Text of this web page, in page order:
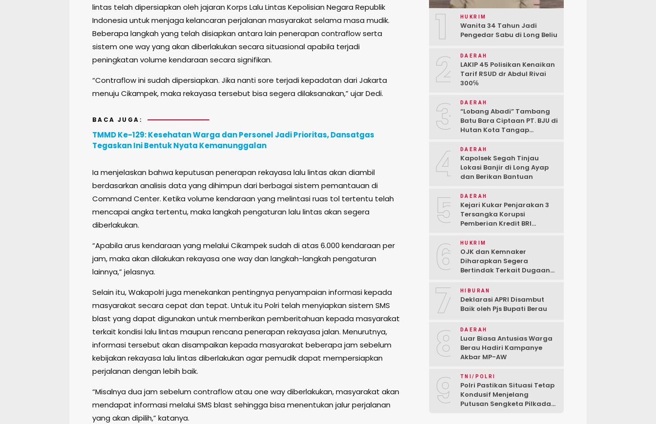
lintas telah dipersiapkan oleh jajaran Korps Lalu Lintas Kepolisian Negara Republik
Indonesia untuk menjaga kelancaran perjalanan masyarakat selama masa mudik.
Beberapa langkah yang telah disiapkan antara lain penerapan contraflow serta
sistem one way yang akan diberlakukan secara situasional apabila terjadi
peningkatan volume kendaraan secara signifikan.
“Contraflow ini sudah dipersiapkan. Jika nanti sore terjadi kepadatan dari Jakarta
menuju Cikampek, maka rekayasa tersebut bisa segera dilaksanakan,” ujar Dedi.
BACA JUGA:
TMMD Ke-129: Kesehatan Warga dan Personel Jadi Prioritas, Dansatgas
Tegaskan Ini Bentuk Nyata Kemanunggalan
Ia menjelaskan bahwa keputusan penerapan rekayasa lalu lintas akan diambil
berdasarkan analisis data yang dihimpun dari berbagai sistem pemantauan di
Command Center. Ketika volume kendaraan yang melintasi ruas tol tertentu telah
mencapai angka tertentu, maka langkah pengaturan lalu lintas akan segera
diberlakukan.
“Apabila arus kendaraan yang melalui Cikampek sudah di atas 6.000 kendaraan per
jam, maka akan dilakukan rekayasa one way dan langkah-langkah pengaturan
lainnya,” jelasnya.
Selain itu, Wakapolri juga menekankan pentingnya penyampaian informasi kepada
masyarakat secara cepat dan tepat. Untuk itu Polri telah menyiapkan sistem SMS
blast yang dapat digunakan untuk memberikan pemberitahuan kepada masyarakat
terkait kondisi lalu lintas maupun rencana penerapan rekayasa jalan. Menurutnya,
informasi tersebut akan disampaikan kepada masyarakat beberapa jam sebelum
kebijakan rekayasa lalu lintas diberlakukan agar pemudik dapat mempersiapkan
perjalanan dengan lebih baik.
“Misalnya dua jam sebelum contraflow atau one way diberlakukan, masyarakat akan
mendapat informasi melalui SMS blast sehingga bisa menentukan jalur perjalanan
yang akan dipilih,” katanya.
1 HUKRIM
Wanita 34 Tahun Jadi
Pengedar Sabu di Long Beliu
2 DAERAH
LAKIP 45 Polisikan Kenaikan
Tarif RSUD dr Abdul Rivai
300℅
3 DAERAH
“Lobang Abadi” Tambang
Batu Bara Ciptaan PT. BJU di
Hutan Kota Tangap
4 DAERAH
Kapolsek Segah Tinjau
Lokasi Banjir di Long Ayap
dan Berikan Bantuan
5 DAERAH
Kejari Kukar Penjarakan 3
Tersangka Korupsi
Pemberian Kredit BRI
6 HUKRIM
OJK dan Kemnaker
Diharapkan Segera
Bertindak Terkait Dugaan
Sesuka Hati
7 HIBURAN
Deklarasi APRI Disambut
Baik oleh Pjs Bupati Berau
8 DAERAH
Luar Biasa Antusias Warga
Berau Hadiri Kampanye
Akbar MP-AW
9 TNI/POLRI
Polri Pastikan Situasi Tetap
Kondusif Menjelang
Putusan Sengketa Pilkada